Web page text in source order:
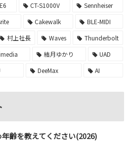
CT-S1000V
Sennheiser
Cakewalk
BLE-MIDI
村上社長 Waves
Thunderbolt
結月ゆかり
UAD
DeeMax AI
齢を教えてください(2026)